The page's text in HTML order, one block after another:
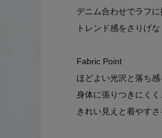
デニム合わせでラフ
トレンド感をさりげ
Fabric Point
ほどよい光沢と落ち
身体に張りつきにくく
きれい見えと着やすさ